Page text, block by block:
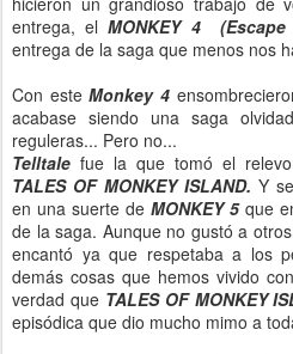
entrega, elMONKEY 4
entrega de la saga que menos nos
Con esteMonkey 4
acabase siendo una saga
reguleras... Pero no...
Telltale fue la que tomó el
TALES OF MONKEY ISLAND. Y
en una suerte de MONKEY 5 que
de la saga. Aunque no gustó a
encantó ya que respetaba a los
demás cosas que hemos vivido con
verdad que TALES OF MONKEY
episódica que dio mucho mimo a